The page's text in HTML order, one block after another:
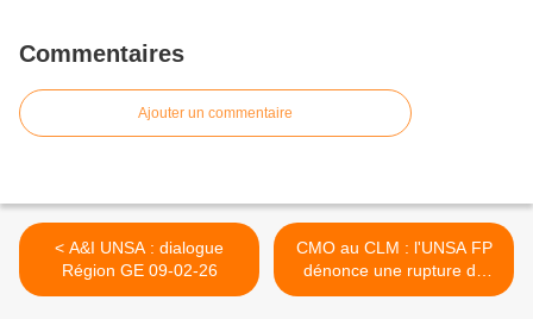
Commentaires
Ajouter un commentaire
< A&I UNSA : dialogue
Région GE 09-02-26
CMO au CLM : l'UNSA FP
dénonce une rupture de
rémunération >